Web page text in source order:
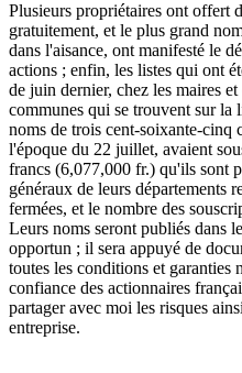
Plusieurs propriétaires ont offert
gratuitement, et le plus grand
dans l'aisance, ont manifesté le
actions ; enfin, les listes qui ont
de juin dernier, chez les maires
communes qui se trouvent sur la
noms de trois cent-soixante-cinq
l'époque du 22 juillet, avaient
francs (6,077,000 fr.) qu'ils sont
généraux de leurs départements
fermées, et le nombre des
Leurs noms seront publiés dans
opportun ; il sera appuyé de
toutes les conditions et garanties
confiance des actionnaires
partager avec moi les risques
entreprise.